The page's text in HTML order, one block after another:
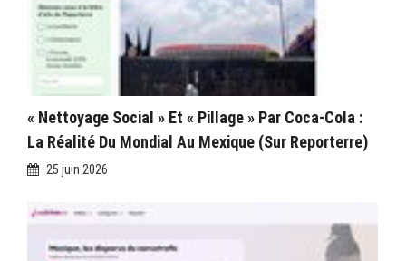
« Nettoyage Social » Et « Pillage » Par Coca-Cola :
La Réalité Du Mondial Au Mexique (sur Reporterre)
25 juin 2026